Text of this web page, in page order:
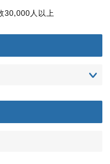
30,000人以上